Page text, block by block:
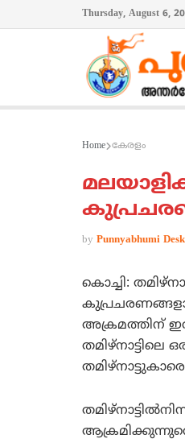
Thursday, August 6,
Home കേരളം
by Punnyabhumi Desk
കൊച്ചി:
അക്രമത്തിന്
തമിഴ്‌നാട്ടിലെ